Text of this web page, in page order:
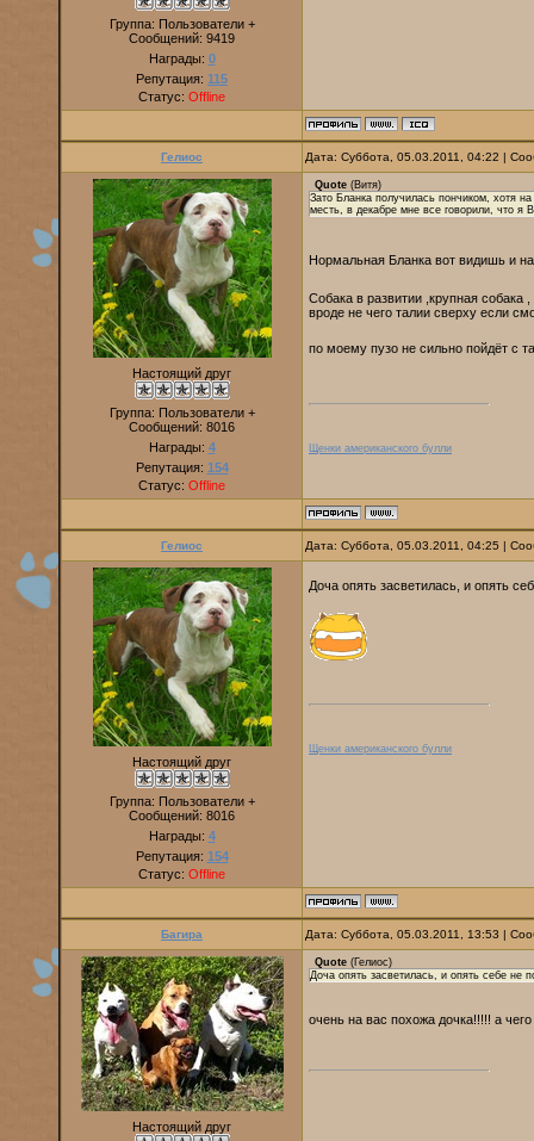
Группа: Пользователи +
Сообщений: 9419
Награды: 0
Репутация: 115
Статус: Offline
Гелиос Дата: Суббота, 05.03.2011, 04:22 |
Настоящий друг
Группа: Пользователи +
Сообщений: 8016
Награды: 4
Репутация: 154
Статус: Offline
Quote (Витя)
Зато Бланка получилась пончиком, хотя
месть, в декабре мне все говорили, что я
Нормальная Бланка вот видишь и
Собака в развитии ,крупная собака
вроде не чего талии сверху если
по моему пузо не сильно пойдёт с
Щенки американского булли
Гелиос Дата: Суббота, 05.03.2011, 04:25 |
Настоящий друг
Группа: Пользователи +
Сообщений: 8016
Награды: 4
Репутация: 154
Статус: Offline
Доча опять засветилась, и опять
Щенки американского булли
Багира Дата: Суббота, 05.03.2011, 13:53 |
Настоящий друг
Quote (Гелиос)
Доча опять засветилась, и опять себе не
очень на вас похожа дочка!!!!! а